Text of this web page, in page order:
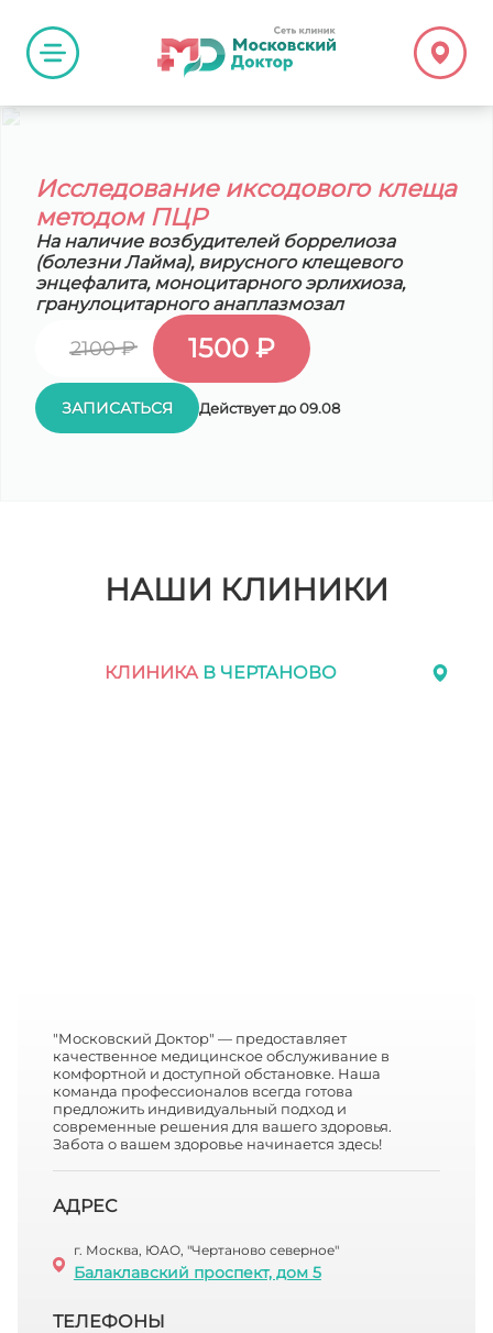
Исследование иксодового клеща
методом ПЦР
На наличие возбудителей боррелиоза
(болезни Лайма), вирусного клещевого
энцефалита, моноцитарного эрлихиоза,
гранулоцитарного анаплазмозал
2100 ₽ 1500 ₽
ЗАПИСАТЬСЯ Действует до 09.08
НАШИ КЛИНИКИ
КЛИНИКА В ЧЕРТАНОВО
"Московский Доктор" — предоставляет
качественное медицинское обслуживание в
комфортной и доступной обстановке. Наша
команда профессионалов всегда готова
предложить индивидуальный подход и
современные решения для вашего здоровья.
Забота о вашем здоровье начинается здесь!
АДРЕС
г. Москва, ЮАО, "Чертаново северное"
Балаклавский проспект, дом 5
ТЕЛЕФОНЫ